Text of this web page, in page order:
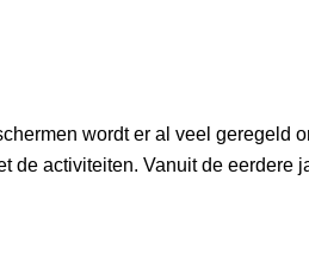
wordt er al veel geregeld
de activiteiten. Vanuit de eerdere